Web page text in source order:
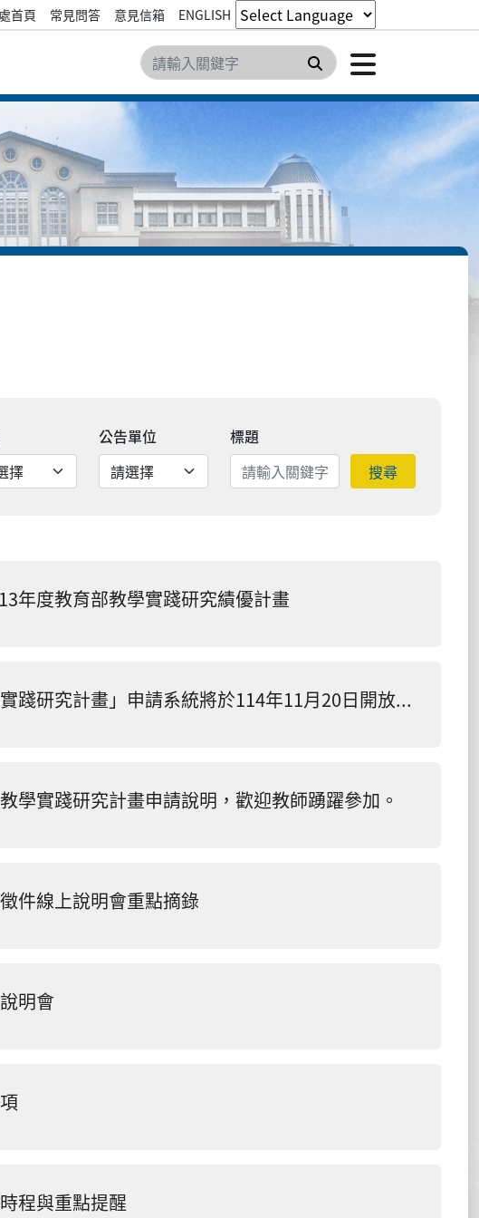
首頁 常見問答 意見信箱 ENGLISH
搜尋 點擊開
束
公告單位
標題
搜尋
年度教育部教學實踐研究績優計畫
115年度教育部「大專校院教學實踐研究計畫」申請系統將於114年11月20日開放線上徵件至12月9日止。
學實踐研究計畫申請說明，歡迎教師踴躍參加。
件線上說明會重點摘錄
明會
程與重點提醒